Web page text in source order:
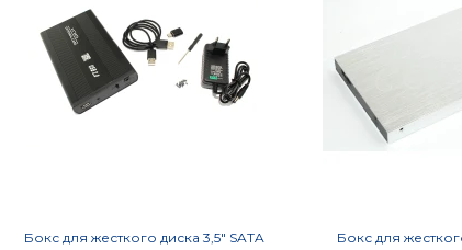
Бокс для жесткого диска 3,5" SATA
Бокс для